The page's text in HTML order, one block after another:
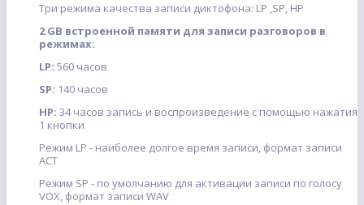
Три режима качества записи диктофона: LP ,SP, HP
2 GB встроенной памяти для записи разговоров в
режимах:
LP: 560 часов
SP: 140 часов
HP: 34 часов запись и воспроизведение с помощью нажатия
1 кнопки
Режим LP - наиболее долгое время записи, формат записи
ACT
Режим SP - по умолчанию для активации записи по голосу
VOX, формат записи WAV